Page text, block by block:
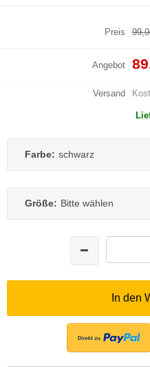
Preis
Angebot
Versand
Farbe: schwarz
Größe: Bitte wählen
In den